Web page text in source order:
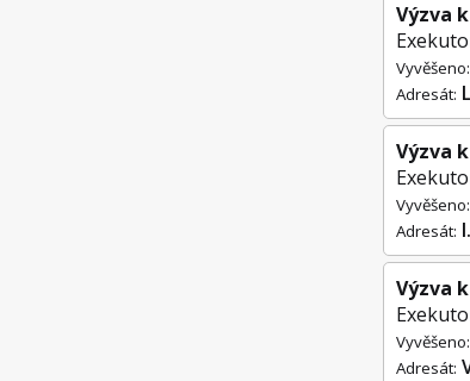
Výzva
Vyvěšeno:
Adresát:
Výzva
Vyvěšeno:
Adresát:
Výzva
Vyvěšeno:
Adresát: